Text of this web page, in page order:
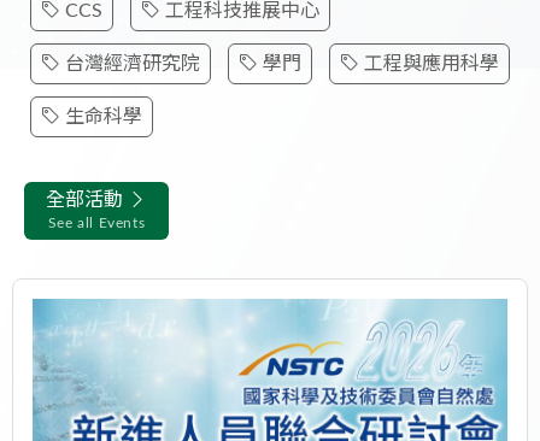
CCS 工程科技推展中心
台灣經濟研究院 學門 工程與應用科學
生命科學
全部活動
See all Events